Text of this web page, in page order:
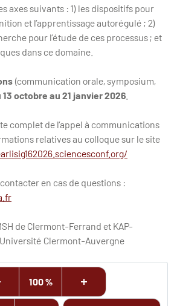
axes suivants : 1) les dispositifs pour
et l’apprentissage autorégulé ; 2)
pour l’étude de ces processus ; et
dans ce domaine.
(communication orale, symposium,
octobre au 21 janvier 2026
complet de l’appel à communications
relatives au colloque sur le site
en cas de questions :
de Clermont-Ferrand et KAP-
Clermont-Auvergne
100 %